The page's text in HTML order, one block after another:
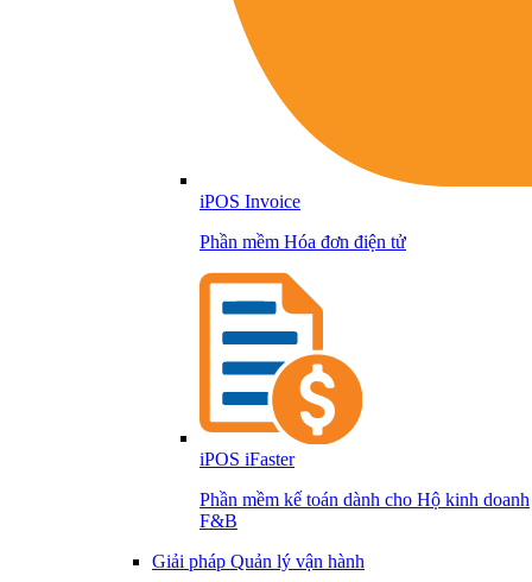
iPOS Invoice
Phần mềm Hóa đơn điện tử
iPOS iFaster
Phần mềm kế toán dành cho Hộ kinh doanh
F&B
Giải pháp Quản lý vận hành